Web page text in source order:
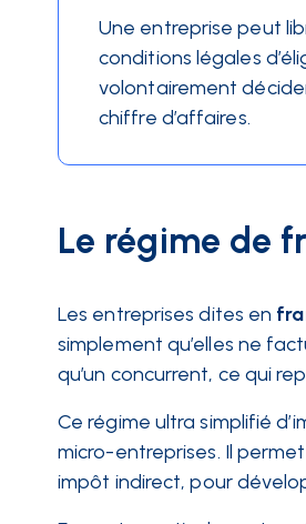
Une entreprise peut
conditions légales
volontairement
chiffre d’affaires.
Le régime de
Les entreprises dites en
simplement qu’elles ne
qu’un concurrent, ce qui
Ce régime ultra simplifié
micro-entreprises. Il
impôt indirect, pour